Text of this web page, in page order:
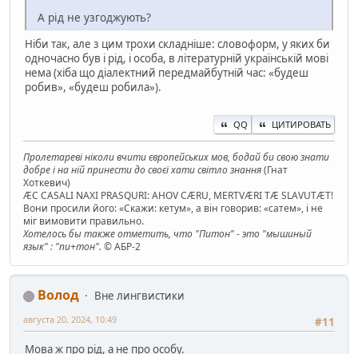
А рід не узгоджують?
Ніби так, але з цим трохи складніше: словоформ, у яких би
одночасно був і рід, і особа, в літературній українській мові
нема (хіба що діалектний передмайбутній час: «будеш
робив», «будеш робила»).
QQ ЦИТИРОВАТЬ
Пролетареві ніколи вчити європейських мов, бодай би свою знати
добре і на ній принести до своєї хати світло знання(Гнат
Хоткевич)
ÆC CASALI NAXI PRASQURI: AHOV CÆRU, MERTVÆRI TÆ SLAVUTÆT!
Вони просили його: «Скажи: кетум», а він говорив: «сатем», і не
міг вимовити правильно.
Хотелось бы также отметить, что "Питон" - это "мышиный
язык" : "пи+тон". © АБР-2
Волод
Вне лингвистики
#11
августа 20, 2024, 10:49
Мова ж про рід, а не про особу.